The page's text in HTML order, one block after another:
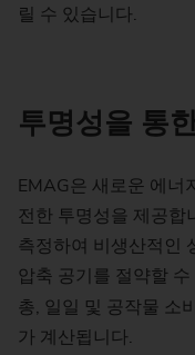
릴 수 있습니다.
투명성을 통
EMAG은 새로운 에너
전한 투명성을 제공합
측정하여 비생산적인
압축 공기를 절약할
총, 일일 및 공작물 소
가 계산됩니다.